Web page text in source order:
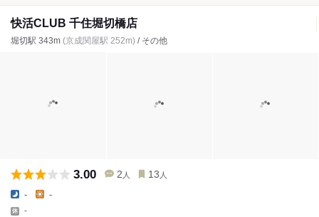
快活CLUB 千住堀切橋店
堀切駅 343m (京成関屋駅 252m) / その他
3.00 2 人 13 人
- -
-